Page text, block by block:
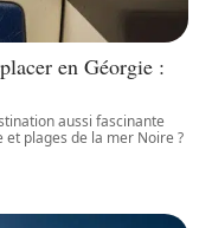
en Géorgie :
aussi fascinante
plages de la mer Noire ?